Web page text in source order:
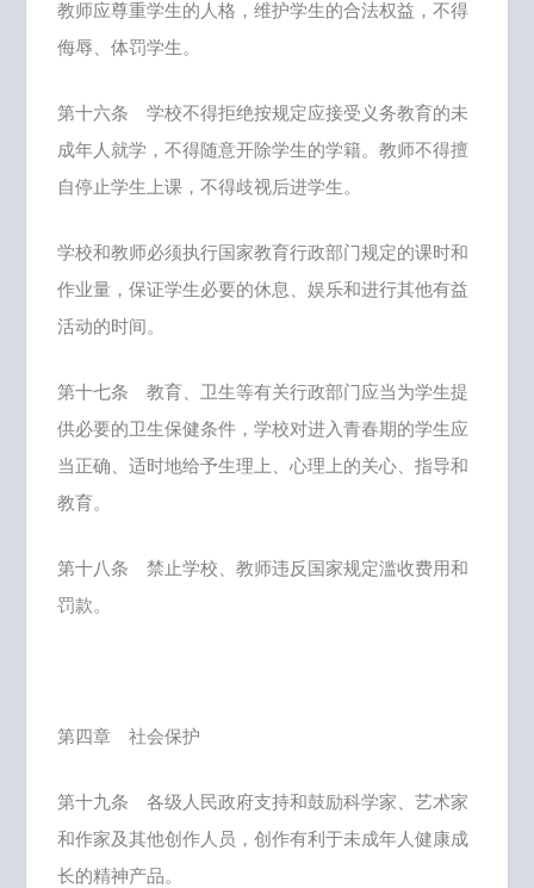
教师应尊重学生的人格，维护学生的合法权益，不得
侮辱、体罚学生。
第十六条 学校不得拒绝按规定应接受义务教育的未
成年人就学，不得随意开除学生的学籍。教师不得擅
自停止学生上课，不得歧视后进学生。
学校和教师必须执行国家教育行政部门规定的课时和
作业量，保证学生必要的休息、娱乐和进行其他有益
活动的时间。
第十七条 教育、卫生等有关行政部门应当为学生提
供必要的卫生保健条件，学校对进入青春期的学生应
当正确、适时地给予生理上、心理上的关心、指导和
教育。
第十八条 禁止学校、教师违反国家规定滥收费用和
罚款。
第四章 社会保护
第十九条 各级人民政府支持和鼓励科学家、艺术家
和作家及其他创作人员，创作有利于未成年人健康成
长的精神产品。